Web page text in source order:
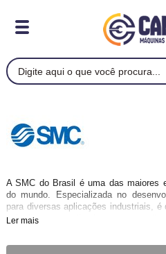
A SMC do Brasil é uma das maiores
do mundo. Especializada no
para diversas aplicações industriais,
soluções personalizadas aos seus
Ler mais